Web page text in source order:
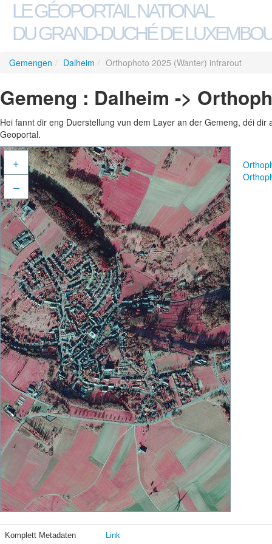
LE GÉOPORTAIL NATIONAL
DU GRAND-DUCHÉ DE
Gemengen / Dalheim / Orthophoto 2025 (Wanter) infrarout
Gemeng : Dalheim ->
Hei fannt dir eng Duerstellung vun dem Layer an der Gemeng, déi
Geoportal.
+
–
Komplett Metadaten Link